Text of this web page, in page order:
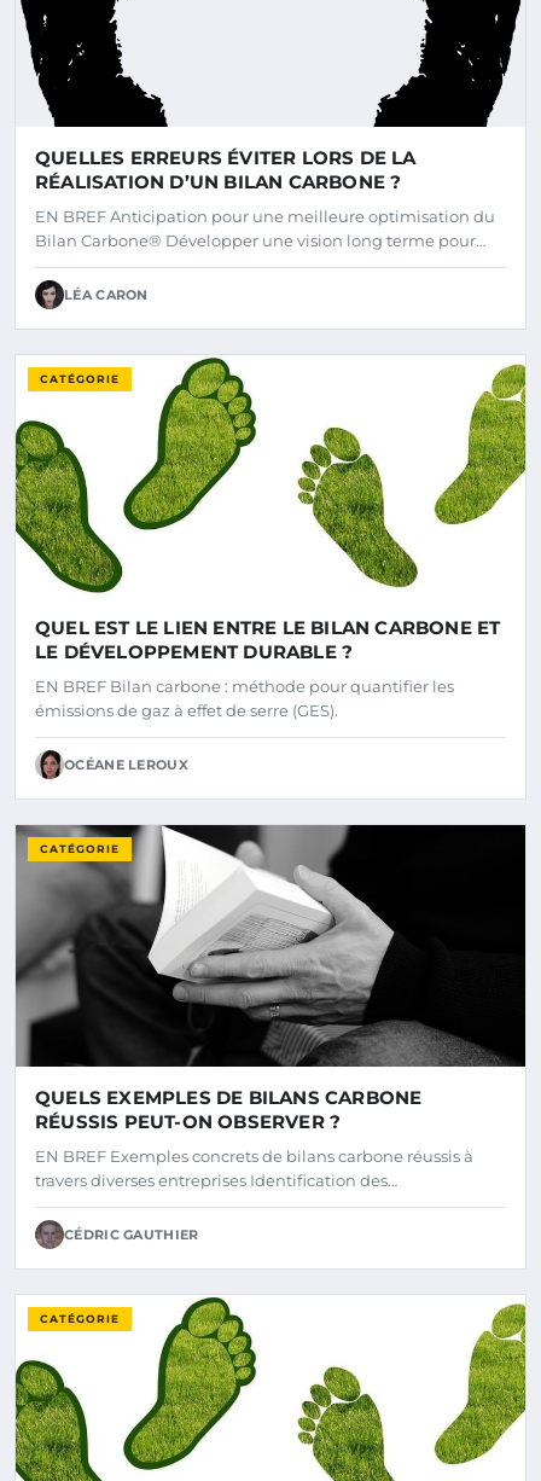
QUELLES ERREURS ÉVITER LORS DE LA
RÉALISATION D’UN BILAN CARBONE ?
EN BREF Anticipation pour une meilleure optimisation du
Bilan Carbone® Développer une vision long terme pour…
LÉA CARON
CATÉGORIE
QUEL EST LE LIEN ENTRE LE BILAN CARBONE ET
LE DÉVELOPPEMENT DURABLE ?
EN BREF Bilan carbone : méthode pour quantifier les
émissions de gaz à effet de serre (GES).
OCÉANE LEROUX
CATÉGORIE
QUELS EXEMPLES DE BILANS CARBONE
RÉUSSIS PEUT-ON OBSERVER ?
EN BREF Exemples concrets de bilans carbone réussis à
travers diverses entreprises Identification des…
CÉDRIC GAUTHIER
CATÉGORIE